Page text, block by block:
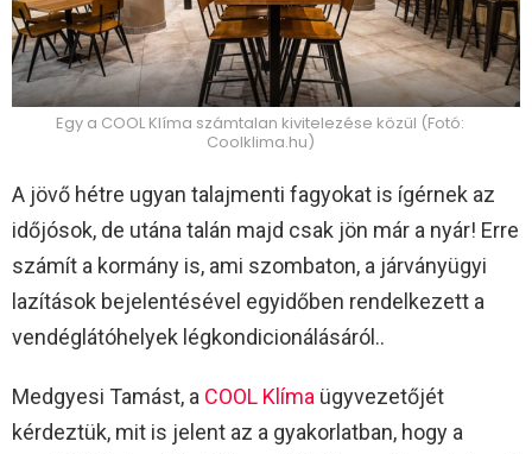
Egy a COOL Klíma számtalan kivitelezése közül (Fotó:
Coolklima.hu)
A jövő hétre ugyan talajmenti fagyokat is ígérnek az
időjósok, de utána talán majd csak jön már a nyár! Erre
számít a kormány is, ami szombaton, a járványügyi
lazítások bejelentésével egyidőben rendelkezett a
vendéglátóhelyek légkondicionálásáról..
Medgyesi Tamást, a COOL Klíma ügyvezetőjét
kérdeztük, mit is jelent az a gyakorlatban, hogy a